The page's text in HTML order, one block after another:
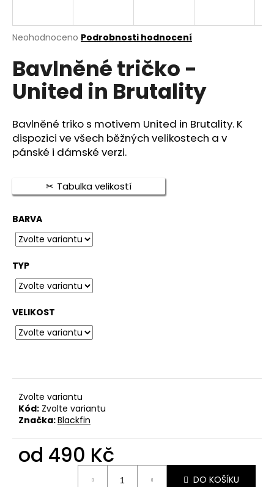
Průměrné
produktu
je
0,0
z
hvězdiček.
Neohodnoceno Podrobnosti hodnocení
Bavlněné tričko -
United in Brutality
Bavlněné triko s motivem United in Brutality. K
dispozici ve všech běžných velikostech a v
pánské i dámské verzi.
Tabulka velikostí
BARVA
TYP
VELIKOST
Zvolte variantu
Kód: Zvolte variantu
Značka:Blackfin
od 490 Kč
DO KOŠÍKU
j
í
t
?
HLEDAT
D
p
o
r
u
č
u
e
m
e
BAVLNĚNÉ
TRIČKO
KRABATHOR
ONLY
DEATH
IS
WELCOME...